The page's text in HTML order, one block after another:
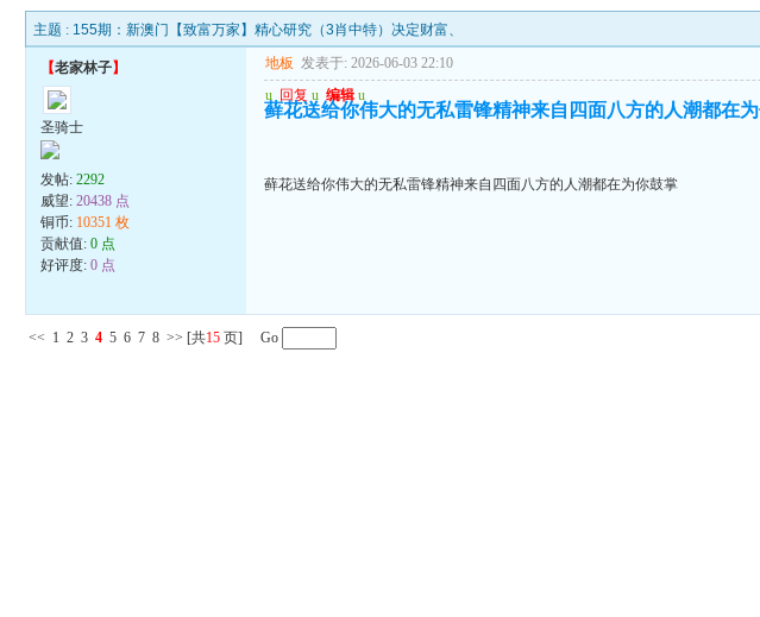
主题 : 155期：新澳门【致富万家】精心研究（3肖中特）决定财富、
【老家林子】
圣骑士
发帖:2292
威望:20438 点
铜币: 10351 枚
贡献值:0 点
好评度:0 点
地板 发表于: 2026-06-03 22:10
u 回复 u 编辑 u
藓花送给你伟大的无私雷锋精神来自四面八方的人潮都在
藓花送给你伟大的无私雷锋精神来自四面八方的人潮都在为你鼓掌
<< 1 2 3 4 5 6 7 8 >> [共15 页] Go